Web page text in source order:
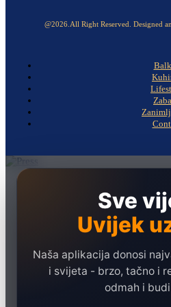
@2026.All Right Reserved. Designed
Sve
Uvijek
Naša aplikacija donosi
i svijeta - brzo, tačno i
odmah i
Ekonomija